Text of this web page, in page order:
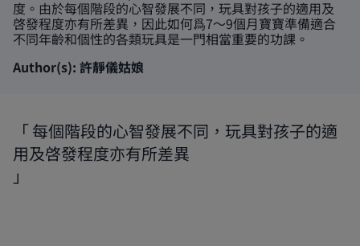
度。由於每個階段的心智發展不同，玩具對孩子的適用及
啓發程度亦有所差異，因此如何爲7～9個月寶寶準備適合
不同年齡和個性的各類玩具是一門相當重要的功課。
Author(s): 許靜儀姑娘
每個階段的心智發展不同，玩具對孩子的適
用及啓發程度亦有所差異